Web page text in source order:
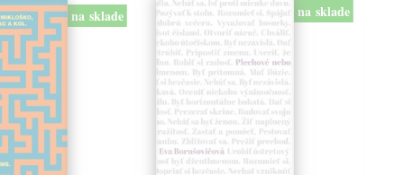
na sklade na sklade